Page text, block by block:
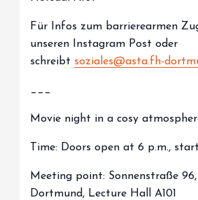
Für Infos zum barrierearmen
unseren Instagram Post oder
schreibt soziales@asta.fh-
___
Movie night in a cosy
Time: Doors open at 6 p.m.,
Meeting point: Sonnenstraße 96,
Dortmund, Lecture Hall A101